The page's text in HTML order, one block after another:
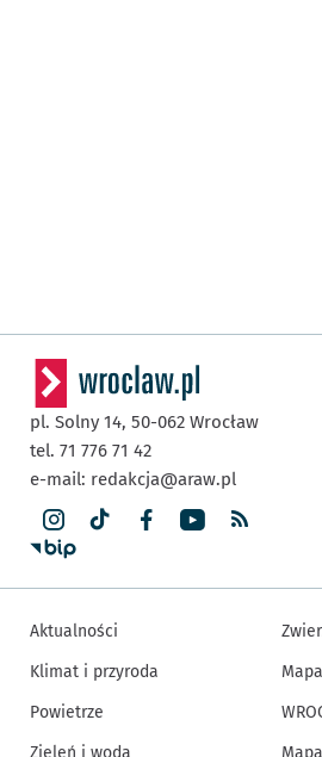
pl. Solny 14, 50-062 Wrocław
tel. 71 776 71 42
e-mail: redakcja@araw.pl
Aktualności
Klimat i przyroda
Powietrze
Zieleń i woda